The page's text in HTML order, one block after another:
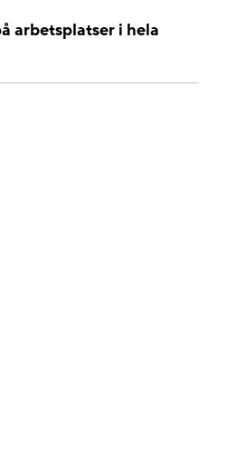
arbetsplatser i hela